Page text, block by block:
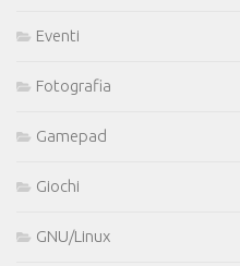
Eventi
Fotografia
Gamepad
Giochi
GNU/Linux